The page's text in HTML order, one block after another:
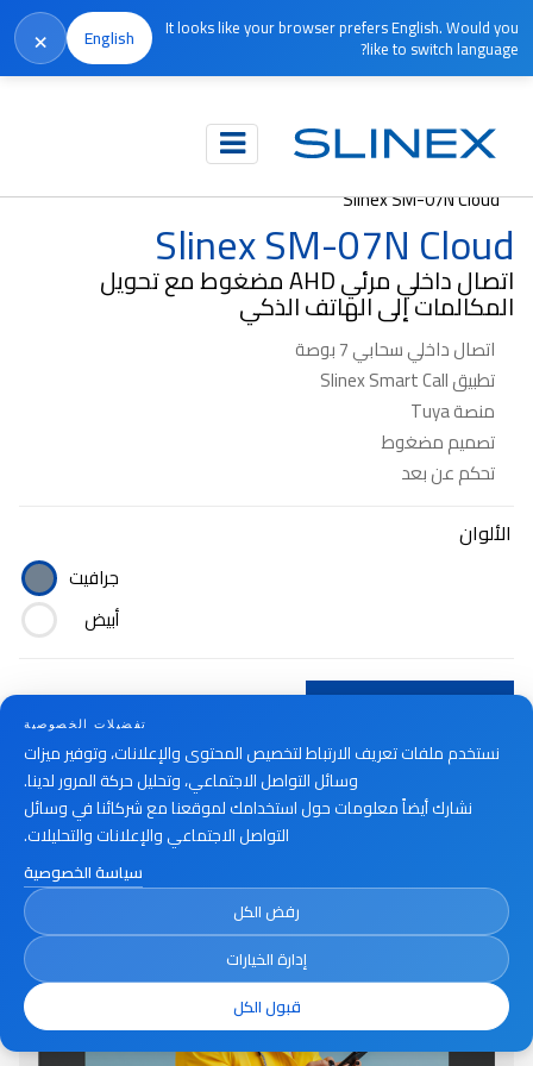
It looks like your browser prefers English. Would you
like to switch language?
English
×
الرئيسية المنتجات
الاتصال الداخلي المرئي
Slinex SM-07N Cloud
Slinex SM-07N Cloud
اتصال داخلي مرئي AHD مضغوط مع تحويل
المكالمات إلى الهاتف الذكي
اتصال داخلي سحابي 7 بوصة
تطبيق Slinex Smart Call
منصة Tuya
تصميم مضغوط
تحكم عن بعد
الألوان
جرافيت
أبيض
تفضيلات الخصوصية
نستخدم ملفات تعريف الارتباط لتخصيص المحتوى والإعلانات، وتوفير ميزات
وسائل التواصل الاجتماعي، وتحليل حركة المرور لدينا.
نشارك أيضاً معلومات حول استخدامك لموقعنا مع شركائنا في وسائل
التواصل الاجتماعي والإعلانات والتحليلات.
سياسة الخصوصية
رفض الكل
إدارة الخيارات
قبول الكل